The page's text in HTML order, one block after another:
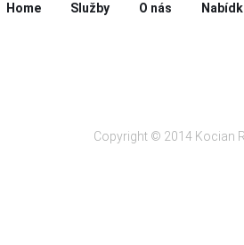
Home Služby O nás
Copyright © 2014 Kocian